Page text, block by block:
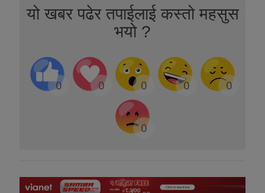
यो खबर पढेर तपाईलाई कस्तो महसुस
भयो ?
0 0 0 0 0
0